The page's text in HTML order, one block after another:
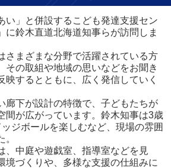
い」と併設するこども発達支援セン
に鈴木直道北海道知事らが訪問しま
さまざまな分野で活躍されている方
その取組や地域の思いなどをお聞き
映するとともに、広く発信していく
廊下が設計の特徴で、子どもたちが
間が広がっています。鈴木知事は3歳
ジボールを楽しむなど、現場の雰囲
、中庭や遊戯室、指導室などを見
境づくりや、多様な支援の仕組みに